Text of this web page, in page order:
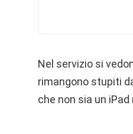
Nel servizio si
rimangono stupiti
che non sia un iPad